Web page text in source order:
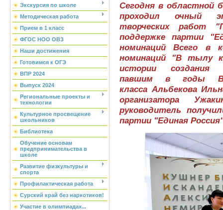
Экскурсия по школе
Методическая работа
Прием в 1 класс
ФГОС НОО ОВЗ
Наши достижения
Готовимся к ОГЭ
ВПР 2024
Выпуск 2024
Региональные проекты и
технологии
Культурное просвещение
школьников
Библиотека
Обучение основам
предпринимательства в
школе
Развитие физкультуры и
спорта
Профилактическая работа
Сурский край без наркотиков!
Участие в олимпиадах...
Сегодня в областной
проходил очный
творческих работ
поддержке партии
номинаций Всего в
номинаций "В тылу
истории создания
павшим в годы
класса Альбекова
организатора
руководитель
партии "Единая